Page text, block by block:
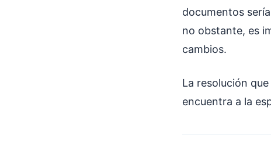
documentos
no obstante, es
cambios.
La resolución
encuentra a la